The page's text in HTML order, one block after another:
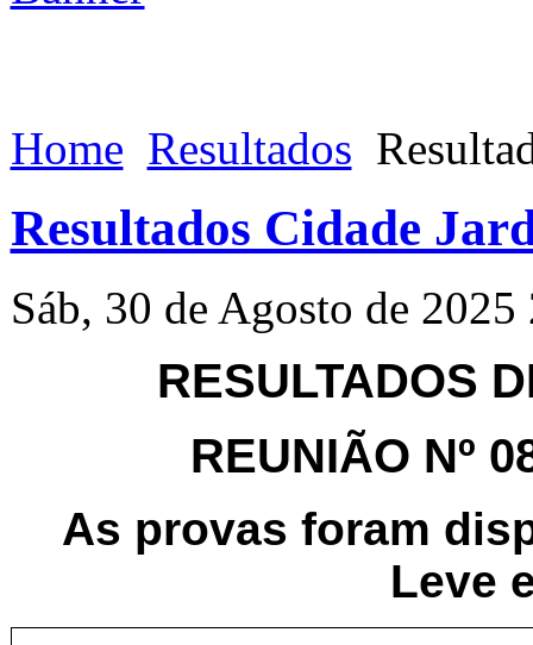
Home Resultados
Resultados Cidade
Sáb, 30 de Agosto de 2025
RESULTADOS
REUNIÃO Nº
As provas foram
Leve